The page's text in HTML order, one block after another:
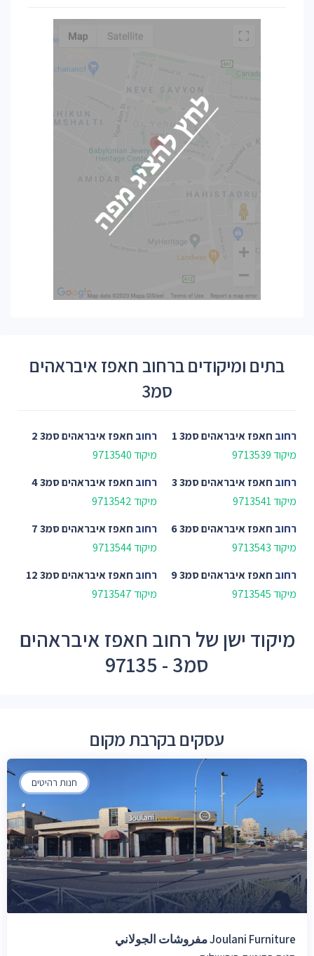
בתים ומיקודים ברחוב חאפז איבראהים
סמ3
רחוב חאפז איבראהים סמ3 1
מיקוד 9713539
רחוב חאפז איבראהים סמ3 2
מיקוד 9713540
רחוב חאפז איבראהים סמ3 3
מיקוד 9713541
רחוב חאפז איבראהים סמ3 4
מיקוד 9713542
רחוב חאפז איבראהים סמ3 6
מיקוד 9713543
רחוב חאפז איבראהים סמ3 7
מיקוד 9713544
רחוב חאפז איבראהים סמ3 9
מיקוד 9713545
רחוב חאפז איבראהים סמ3 12
מיקוד 9713547
מיקוד ישן של רחוב חאפז איבראהים
סמ3 - 97135
עסקים בקרבת מקום
חנות רהיטים
Joulani Furniture مفروشات الجولاني